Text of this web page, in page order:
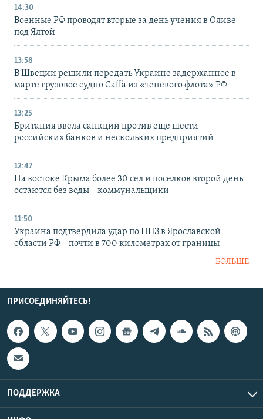
14:30
Военные РФ проводят вторые за день учения в Оливе
под Ялтой
13:58
В Швеции решили передать Украине задержанное в
марте грузовое судно Caffa из «теневого флота» РФ
13:25
Британия ввела санкции против еще шести
российских банков и нескольких предприятий
12:47
На востоке Крыма более 30 сел и поселков второй день
остаются без воды – коммунальщики
11:50
Украина подтвердила удар по НПЗ в Ярославской
области РФ – почти в 700 километрах от границы
БОЛЬШЕ
ПРИСОЕДИНЯЙТЕСЬ!
ПОДДЕРЖКА